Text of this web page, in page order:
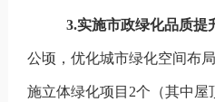
3.实施市政绿化品质提
公顷，优化城市绿化空间布
施立体绿化项目 2个（其中屋